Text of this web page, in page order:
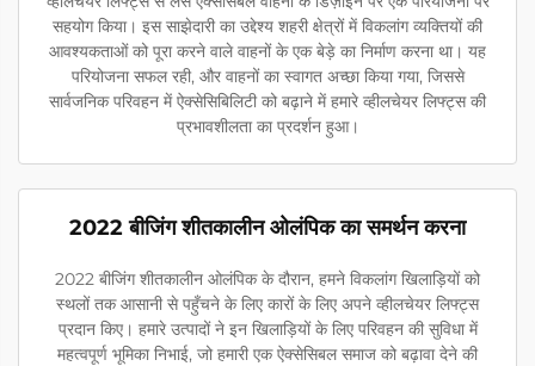
सहयोग किया। इस साझेदारी का उद्देश्य शहरी क्षेत्रों में विकलांग व्यक्तियों की
आवश्यकताओं को पूरा करने वाले वाहनों के एक बेड़े का निर्माण करना था। यह
परियोजना सफल रही, और वाहनों का स्वागत अच्छा किया गया, जिससे
सार्वजनिक परिवहन में ऐक्सेसिबिलिटी को बढ़ाने में हमारे व्हीलचेयर लिफ्ट्स की
प्रभावशीलता का प्रदर्शन हुआ।
2022 बीजिंग शीतकालीन ओलंपिक का समर्थन करना
2022 बीजिंग शीतकालीन ओलंपिक के दौरान, हमने विकलांग खिलाड़ियों को
स्थलों तक आसानी से पहुँचने के लिए कारों के लिए अपने व्हीलचेयर लिफ्ट्स
प्रदान किए। हमारे उत्पादों ने इन खिलाड़ियों के लिए परिवहन की सुविधा में
महत्वपूर्ण भूमिका निभाई, जो हमारी एक ऐक्सेसिबल समाज को बढ़ावा देने की